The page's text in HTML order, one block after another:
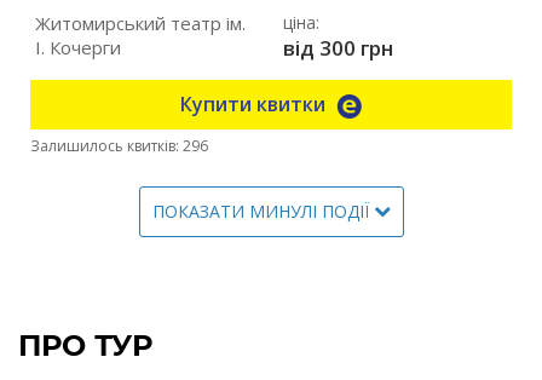
Житомирський театр ім.
І. Кочерги
ціна:
від 300 грн
Купити квитки
Залишилось квитків: 296
ПОКАЗАТИ МИНУЛІ ПОДІЇ
ПРО ТУР